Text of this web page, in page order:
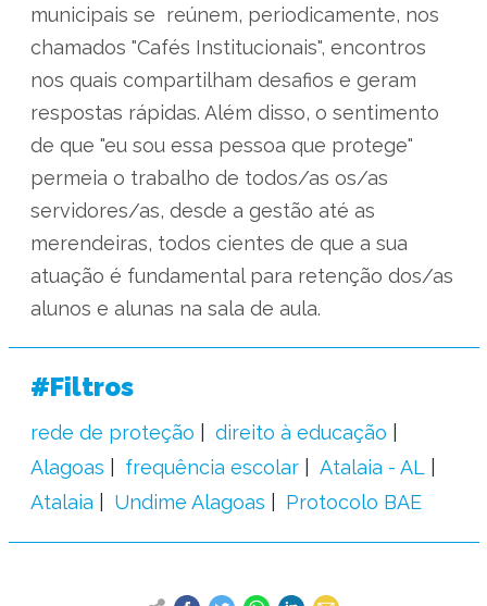
municipais se reúnem, periodicamente, nos
chamados "Cafés Institucionais", encontros
nos quais compartilham desafios e geram
respostas rápidas. Além disso, o sentimento
de que "eu sou essa pessoa que protege"
permeia o trabalho de todos/as os/as
servidores/as, desde a gestão até as
merendeiras, todos cientes de que a sua
atuação é fundamental para retenção dos/as
alunos e alunas na sala de aula.
#Filtros
rede de proteção
direito à educação
Alagoas
frequência escolar
Atalaia - AL
Atalaia
Undime Alagoas Protocolo BAE